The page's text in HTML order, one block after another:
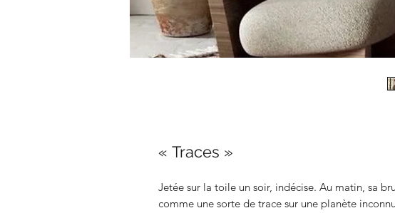
« Traces »
Jetée sur la toile un soir, indécise. Au matin, sa
comme une sorte de trace sur une planète